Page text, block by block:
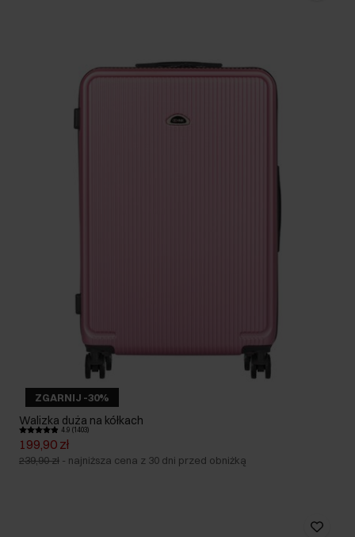
ZGARNIJ -30%
Walizka duża na kółkach
4.9 (1403)
199,90 zł
239,90 zł - najniższa cena z 30 dni przed obniżką